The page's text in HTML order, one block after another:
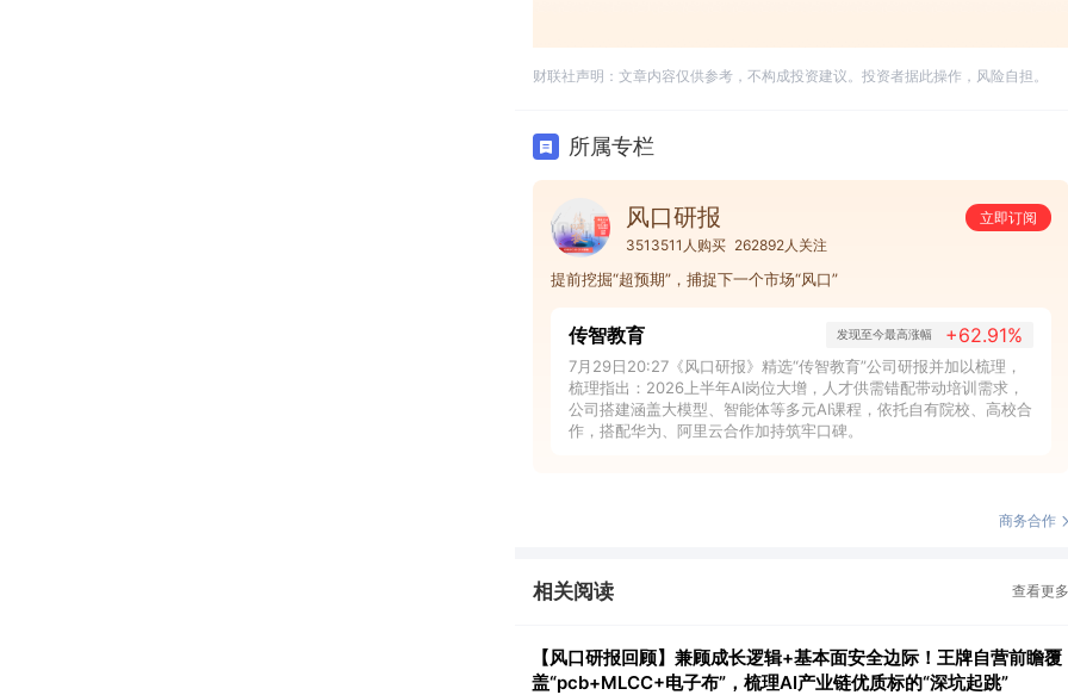
财联社声明：文章内容仅供参考，不构成投资建议。投资者据此操作，风险自担。
所属专栏
风口研报
立即订阅
3513511人购买 262892人关注
提前挖掘“超预期”，捕捉下一个市场“风口”
传智教育 发现至今最高涨幅 +62.91%
7月29日20:27《风口研报》精选“传智教育”公司研报并加以梳理，
梳理指出：2026上半年AI岗位大增，人才供需错配带动培训需求，
公司搭建涵盖大模型、智能体等多元AI课程，依托自有院校、高校合
作，搭配华为、阿里云合作加持筑牢口碑。
商务合作
相关阅读 查看更多
【风口研报回顾】兼顾成长逻辑+基本面安全边际！王牌自营前瞻覆
盖“pcb+MLCC+电子布”，梳理AI产业链优质标的“深坑起跳”